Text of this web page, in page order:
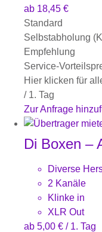
ab 18,45 €
Standard
Selbstabholung
Empfehlung
Service-
Hier klicken für
/ 1. Tag
Zur Anfrage
Di Boxen –
Diverse
2 Kanäle
Klinke in
XLR Out
ab 5,00 € / 1. Tag